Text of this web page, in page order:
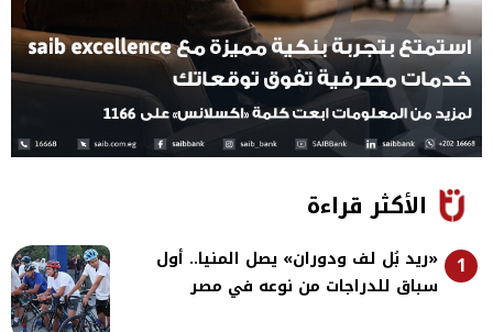
الأكثر قراءة
1
«ريد بُل لف ودوران» يصل المنيا.. أول
سباق للدراجات من نوعه في مصر